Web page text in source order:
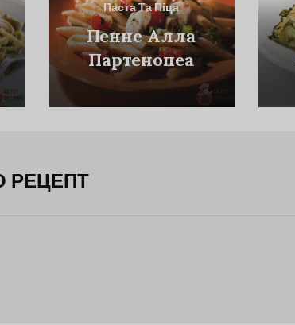
Паста Та Піца
Пенне Алла
Партенопеа
РЕЦЕПТ